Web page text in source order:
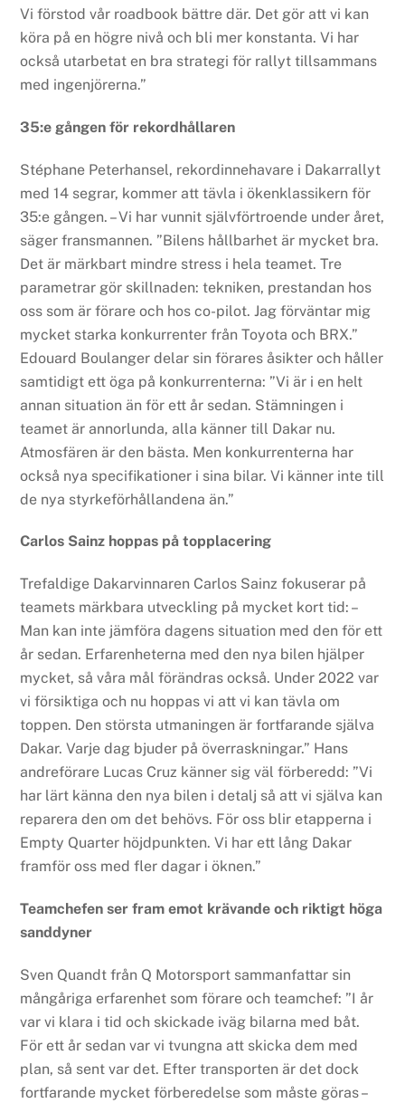
Vi förstod vår roadbook bättre där. Det gör att vi kan
köra på en högre nivå och bli mer konstanta. Vi har
också utarbetat en bra strategi för rallyt tillsammans
med ingenjörerna.”
35:e gången för rekordhållaren
Stéphane Peterhansel, rekordinnehavare i Dakarrallyt
med 14 segrar, kommer att tävla i ökenklassikern för
35:e gången. – Vi har vunnit självförtroende under året,
säger fransmannen. ”Bilens hållbarhet är mycket bra.
Det är märkbart mindre stress i hela teamet. Tre
parametrar gör skillnaden: tekniken, prestandan hos
oss som är förare och hos co-pilot. Jag förväntar mig
mycket starka konkurrenter från Toyota och BRX.”
Edouard Boulanger delar sin förares åsikter och håller
samtidigt ett öga på konkurrenterna: ”Vi är i en helt
annan situation än för ett år sedan. Stämningen i
teamet är annorlunda, alla känner till Dakar nu.
Atmosfären är den bästa. Men konkurrenterna har
också nya specifikationer i sina bilar. Vi känner inte till
de nya styrkeförhållandena än.”
Carlos Sainz hoppas på topplacering
Trefaldige Dakarvinnaren Carlos Sainz fokuserar på
teamets märkbara utveckling på mycket kort tid: –
Man kan inte jämföra dagens situation med den för ett
år sedan. Erfarenheterna med den nya bilen hjälper
mycket, så våra mål förändras också. Under 2022 var
vi försiktiga och nu hoppas vi att vi kan tävla om
toppen. Den största utmaningen är fortfarande själva
Dakar. Varje dag bjuder på överraskningar.” Hans
andreförare Lucas Cruz känner sig väl förberedd: ”Vi
har lärt känna den nya bilen i detalj så att vi själva kan
reparera den om det behövs. För oss blir etapperna i
Empty Quarter höjdpunkten. Vi har ett lång Dakar
framför oss med fler dagar i öknen.”
Teamchefen ser fram emot krävande och riktigt höga
sanddyner
Sven Quandt från Q Motorsport sammanfattar sin
mångåriga erfarenhet som förare och teamchef: ”I år
var vi klara i tid och skickade iväg bilarna med båt.
För ett år sedan var vi tvungna att skicka dem med
plan, så sent var det. Efter transporten är det dock
fortfarande mycket förberedelse som måste göras –